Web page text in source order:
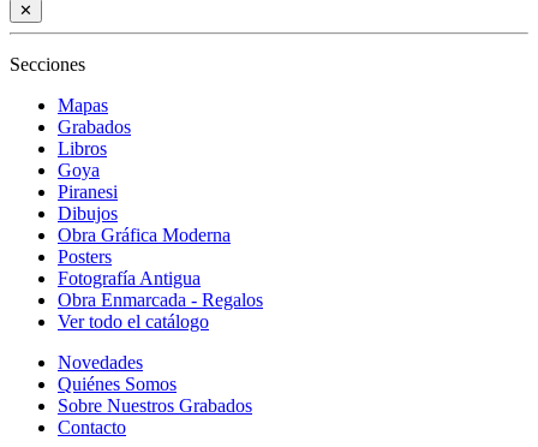
✕
Secciones
Mapas
Grabados
Libros
Goya
Piranesi
Dibujos
Obra Gráfica Moderna
Posters
Fotografía Antigua
Obra Enmarcada - Regalos
Ver todo el catálogo
Novedades
Quiénes Somos
Sobre Nuestros Grabados
Contacto